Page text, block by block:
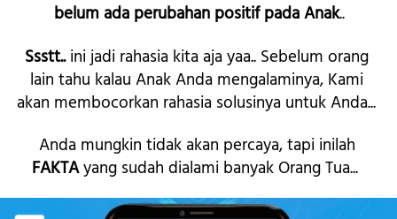
belum ada perubahan positif pada Anak..
Ssstt.. ini jadi rahasia kita aja yaa.. Sebelum orang
lain tahu kalau Anak Anda mengalaminya, Kami
FAKTA yang sudah dialami banyak Orang Tua...